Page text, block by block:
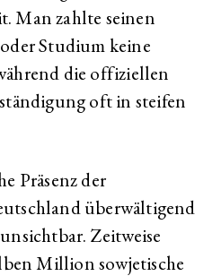
Man zahlte seinen
Studium keine
die offiziellen
oft in steifen
Präsenz der
überwältigend
Zeitweise
Million sowjetische